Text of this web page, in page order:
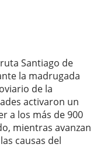
Santiago de
la madrugada
de la
activaron un
a los más de 900
mientras avanzan
causas del